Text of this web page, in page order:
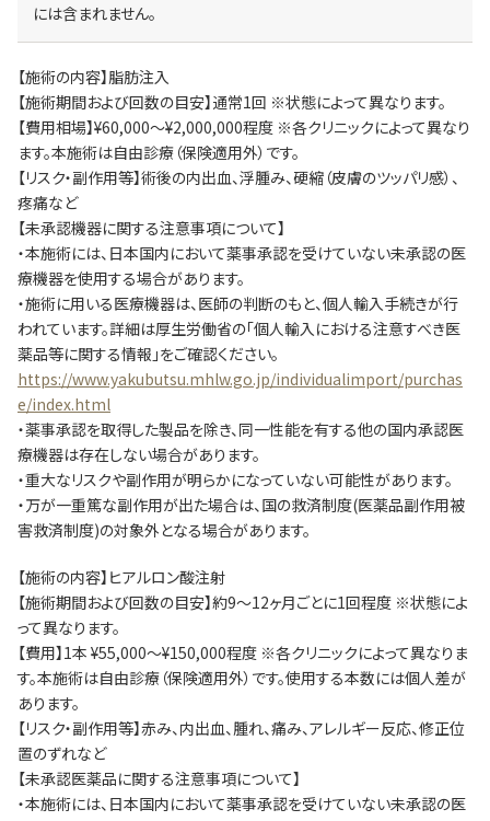
には含まれません。
【施術の内容】脂肪注入
【施術期間および回数の目安】通常1回 ※状態によって異なります。
【費用相場】¥60,000～¥2,000,000程度 ※各クリニックによって異なり
ます。本施術は自由診療（保険適用外）です。
【リスク・副作用等】術後の内出血、浮腫み、硬縮（皮膚のツッパリ感）、
疼痛など
【未承認機器に関する注意事項について】
・本施術には、日本国内において薬事承認を受けていない未承認の医
療機器を使用する場合があります。
・施術に用いる医療機器は、医師の判断のもと、個人輸入手続きが行
われています。詳細は厚生労働省の「個人輸入における注意すべき医
薬品等に関する情報」をご確認ください。
https://www.yakubutsu.mhlw.go.jp/individualimport/purchas
e/index.html
・薬事承認を取得した製品を除き、同一性能を有する他の国内承認医
療機器は存在しない場合があります。
・重大なリスクや副作用が明らかになっていない可能性があります。
・万が一重篤な副作用が出た場合は、国の救済制度(医薬品副作用被
害救済制度)の対象外となる場合があります。
【施術の内容】ヒアルロン酸注射
【施術期間および回数の目安】約9～12ヶ月ごとに1回程度 ※状態によ
って異なります。
【費用】1本 ¥55,000～¥150,000程度 ※各クリニックによって異なりま
す。本施術は自由診療（保険適用外）です。使用する本数には個人差が
あります。
【リスク・副作用等】赤み、内出血、腫れ、痛み、アレルギー反応、修正位
置のずれなど
【未承認医薬品に関する注意事項について】
・本施術には、日本国内において薬事承認を受けていない未承認の医